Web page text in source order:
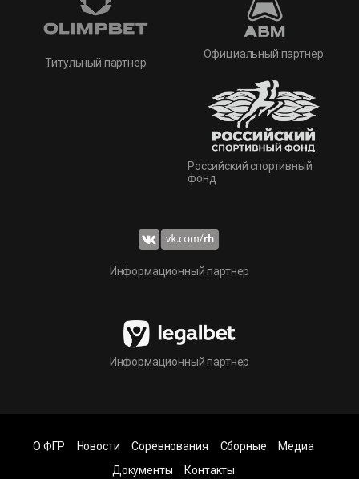
Титульный партнер
Официальный партнер
Российский спортивный
фонд
Информационный партнер
Информационный партнер
О ФГР Новости Соревнования Сборные
Медиа
Документы
Контакты